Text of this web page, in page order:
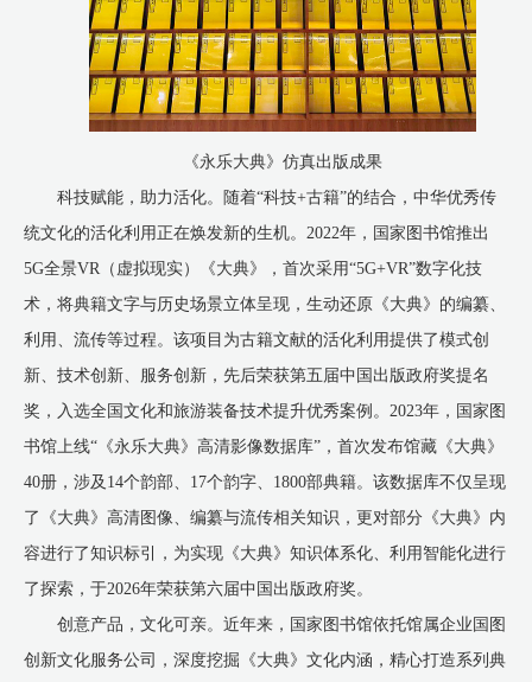
《永乐大典》仿真出版成果
科技赋能，助力活化。随着“科技+古籍”的结合，中华优秀传
统文化的活化利用正在焕发新的生机。2022年，国家图书馆推出
5G全景VR（虚拟现实）《大典》，首次采用“5G+VR”数字化技
术，将典籍文字与历史场景立体呈现，生动还原《大典》的编纂、
利用、流传等过程。该项目为古籍文献的活化利用提供了模式创
新、技术创新、服务创新，先后荣获第五届中国出版政府奖提名
奖，入选全国文化和旅游装备技术提升优秀案例。2023年，国家图
书馆上线“《永乐大典》高清影像数据库”，首次发布馆藏《大典》
40册，涉及14个韵部、17个韵字、1800部典籍。该数据库不仅呈现
了《大典》高清图像、编纂与流传相关知识，更对部分《大典》内
容进行了知识标引，为实现《大典》知识体系化、利用智能化进行
了探索，于2026年荣获第六届中国出版政府奖。
创意产品，文化可亲。近年来，国家图书馆依托馆属企业国图
创新文化服务公司，深度挖掘《大典》文化内涵，精心打造系列典